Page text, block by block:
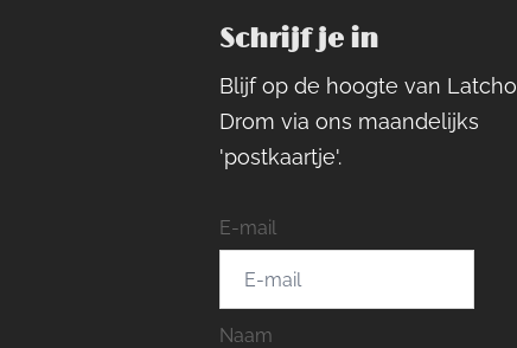
Schrijf je in
Blijf op de hoogte van Latcho
Drom via ons maandelijks
'postkaartje'.
E-mail
Naam